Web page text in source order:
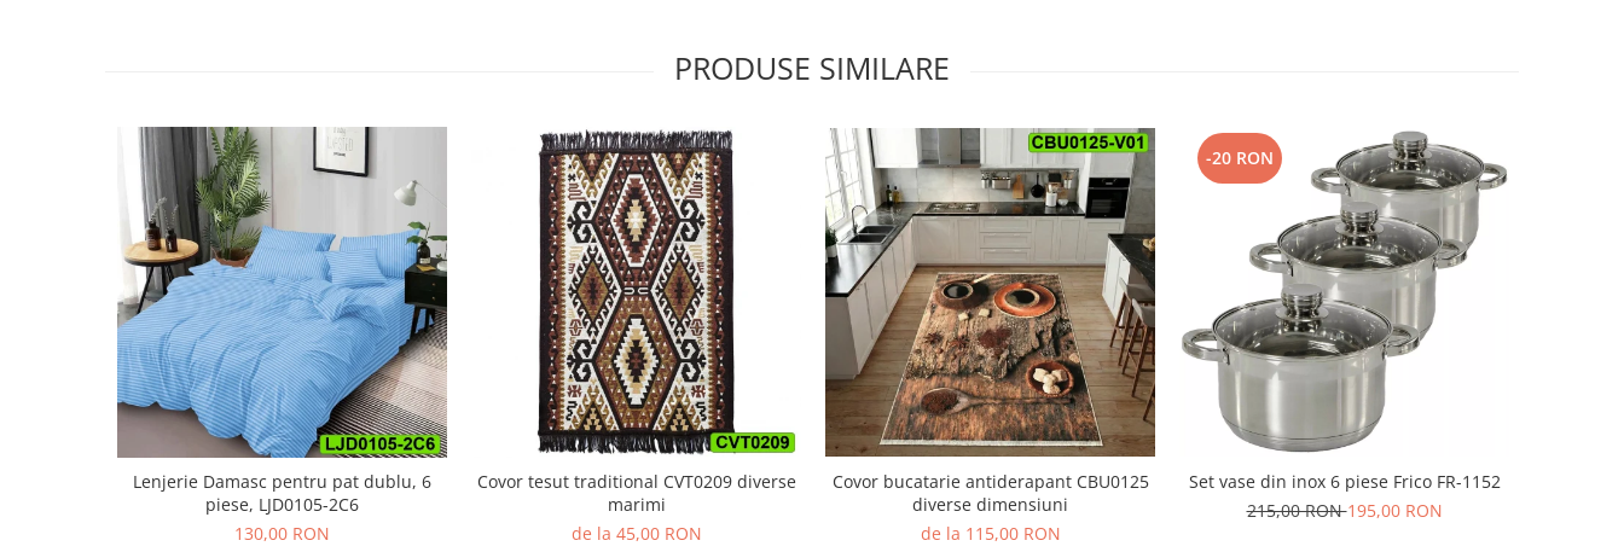
PRODUSE SIMILARE
Lenjerie Damasc pentru pat dublu, 6
piese, LJD0105-2C6
130,00 RON
Covor tesut traditional CVT0209 diverse
marimi
de la 45,00 RON
Covor bucatarie antiderapant CBU0125
diverse dimensiuni
de la 115,00 RON
-20 RON
Set vase din inox 6 piese Frico FR-1152
215,00 RON195,00 RON